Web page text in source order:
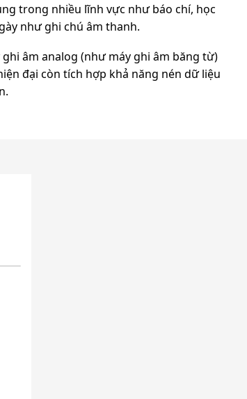
trong nhiều lĩnh vực như báo chí, học
như ghi chú âm thanh.
âm analog (như máy ghi âm băng từ)
đại còn tích hợp khả năng nén dữ liệu